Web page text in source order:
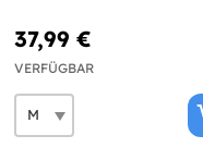
37,99 €
VERFÜGBAR